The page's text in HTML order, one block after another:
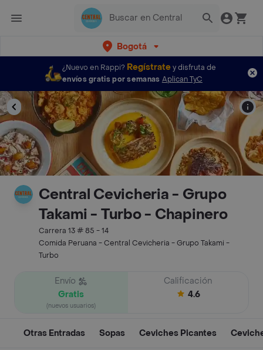
Bogotá
¿Nuevo en Rappi? Regístratey disfruta de
envíos gratis por semanas Aplican TyC
Central Cevicheria - Grupo
Takami - Turbo - Chapinero
Carrera 13 # 85 - 14
Comida Peruana - Central Cevicheria - Grupo Takami -
Turbo
Envío
Gratis
(nuevos usuarios)
Calificación
4.6
Otras Entradas Sopas Ceviches Picantes